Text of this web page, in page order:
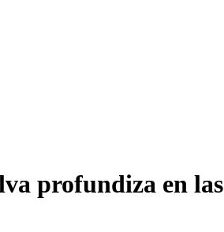
profundiza en